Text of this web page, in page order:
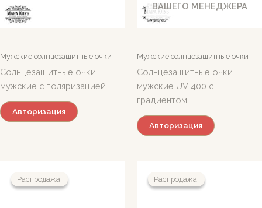
Мужские солнцезащитные очки
Солнцезащитные очки
мужские с поляризацией
Авторизация
ВАШЕГО МЕНЕДЖЕРА
Мужские солнцезащитные очки
Солнцезащитные очки
мужские UV 400 с
градиентом
Авторизация
Распродажа!
Распродажа! Распродажа!
Распродажа!